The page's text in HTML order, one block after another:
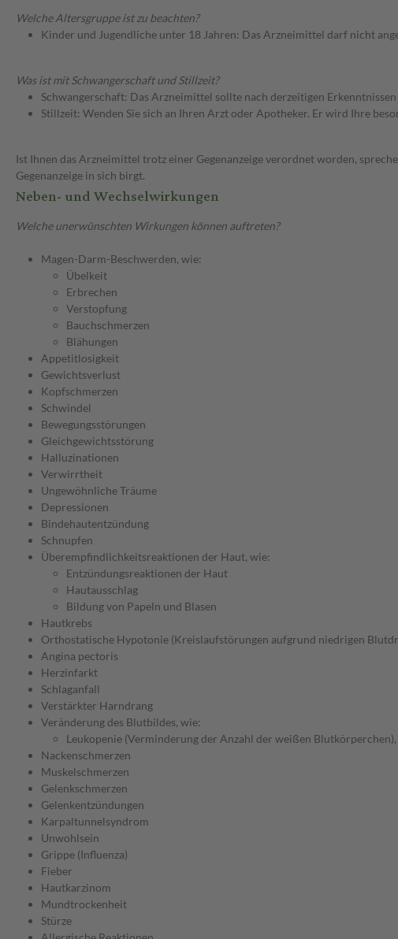
Welche Altersgruppe ist zu beachten?
Kinder und Jugendliche unter 18 Jahren: Das Arzneimittel darf nicht
Was ist mit Schwangerschaft und Stillzeit?
Schwangerschaft: Das Arzneimittel sollte nach derzeitigen
Stillzeit: Wenden Sie sich an Ihren Arzt oder Apotheker. Er wird Ihre
Ist Ihnen das Arzneimittel trotz einer Gegenanzeige verordnet worden,
Gegenanzeige in sich birgt.
Neben- und Wechselwirkungen
Welche unerwünschten Wirkungen können auftreten?
Magen-Darm-Beschwerden, wie:
Übelkeit
Erbrechen
Verstopfung
Bauchschmerzen
Blähungen
Appetitlosigkeit
Gewichtsverlust
Kopfschmerzen
Schwindel
Bewegungsstörungen
Gleichgewichtsstörung
Halluzinationen
Verwirrtheit
Ungewöhnliche Träume
Depressionen
Bindehautentzündung
Schnupfen
Überempfindlichkeitsreaktionen der Haut, wie:
Entzündungsreaktionen der Haut
Hautausschlag
Bildung von Papeln und Blasen
Hautkrebs
Orthostatische Hypotonie (Kreislaufstörungen aufgrund niedrigen
Angina pectoris
Herzinfarkt
Schlaganfall
Verstärkter Harndrang
Veränderung des Blutbildes, wie:
Leukopenie (Verminderung der Anzahl der weißen
Nackenschmerzen
Muskelschmerzen
Gelenkschmerzen
Gelenkentzündungen
Karpaltunnelsyndrom
Unwohlsein
Grippe (Influenza)
Fieber
Hautkarzinom
Mundtrockenheit
Stürze